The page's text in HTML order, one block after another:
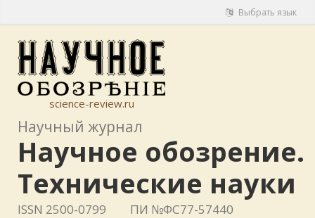
Выбрать язык
science-review.ru
Научный журнал
Научное обозрение.
Технические науки
ISSN 2500-0799 ПИ №ФС77-57440